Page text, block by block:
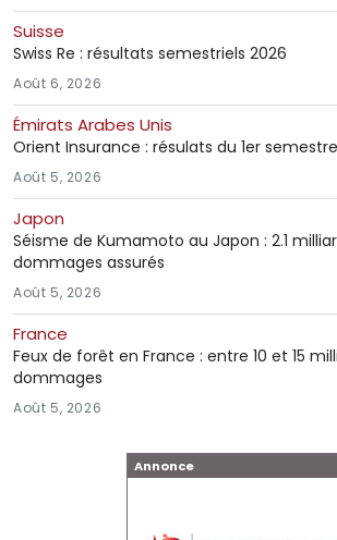
Annonce
Suisse
Swiss Re : résultats semestriels 2026
Août 6, 2026
Émirats Arabes Unis
Orient Insurance : résulats du 1er
Août 5, 2026
Japon
Séisme de Kumamoto au Japon : 2.1
dommages assurés
Août 5, 2026
France
Feux de forêt en France : entre 10 et 15
dommages
Août 5, 2026